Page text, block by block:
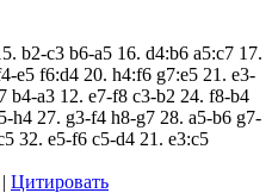
b2-c3 b6-a5 16. d4:b6 a5:c7 17.
e5 f6:d4 20. h4:f6 g7:e5 21. e3-
b4-a3 12. e7-f8 c3-b2 24. f8-b4
h4 27. g3-f4 h8-g7 28. a5-b6 g7-
32. e5-f6 c5-d4 21. e3:c5
| Цитировать